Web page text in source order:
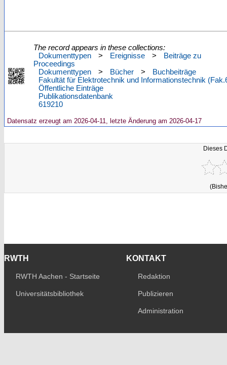
The record appears in these collections:
Dokumenttypen
> Ereignisse >
Beiträge zu
Proceedings
Dokumenttypen
> Bücher >
Buchbeiträge
Fakultät für Elektrotechnik und Informationstechnik
Öffentliche Einträge
Publikationsdatenbank
619210
Datensatz erzeugt am 2026-04-11, letzte Änderung am 2026-04-17
Dieses
RWTH
RWTH Aachen - Startseite
Universitätsbibliothek
KONTAKT
Redaktion
Publizieren
Administration